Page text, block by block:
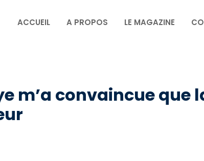
ACCUEIL A PROPOS LE MAGAZINE
m’a convaincue que